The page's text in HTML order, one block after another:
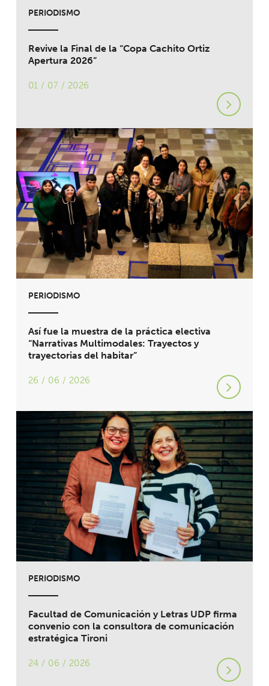
PERIODISMO
Revive la Final de la “Copa Cachito Ortiz
Apertura 2026”
01 / 07 / 2026
PERIODISMO
Así fue la muestra de la práctica electiva
“Narrativas Multimodales: Trayectos y
trayectorias del habitar”
26 / 06 / 2026
PERIODISMO
Facultad de Comunicación y Letras UDP firma
convenio con la consultora de comunicación
estratégica Tironi
24 / 06 / 2026